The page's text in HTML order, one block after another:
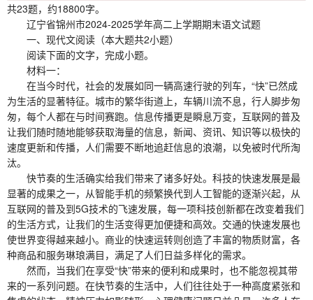
共23题，约18800字。
辽宁省锦州市2024-2025学年高二上学期期末语文试题
一、现代文阅读（本大题共2小题）
阅读下面的文字，完成小题。
材料一：
在当今时代，社会的发展如同一辆高速行驶的列车，“快”已然成
为生活的显著特征。城市的繁华街道上，车辆川流不息，行人脚步匆
匆，每个人都在与时间赛跑。信息传播更是瞬息万变，互联网的普及
让我们随时随地能够获取海量的信息，新闻、资讯、知识等以极快的
速度更新和传播，人们需要不断地追赶信息的浪潮，以免被时代所淘
汰。
快节奏的生活确实给我们带来了诸多好处。科技的快速发展是最
显著的成果之一，从智能手机的频繁换代到人工智能的逐渐兴起，从
互联网的普及到5G技术的飞速发展，每一项科技创新都在改变着我们
的生活方式，让我们的生活变得更加便捷和高效。交通的快速发展也
使世界变得越来越小。商业的快速运转则创造了丰富的物质财富，各
种商品和服务琳琅满目，满足了人们日益多样化的需求。
然而，当我们在享受“快”带来的便利和成果时，也不能忽视其带
来的一系列问题。在快节奏的生活中，人们往往处于一种高度紧张和